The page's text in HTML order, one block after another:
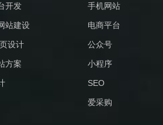
开发
站建设
设计
方案
手机网站
电商平台
公众号
小程序
SEO
爱采购